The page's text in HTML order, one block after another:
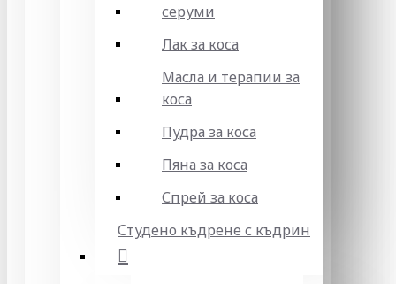
серуми
Лак за коса
Масла и терапии за
коса
Пудра за коса
Пяна за коса
Спрей за коса
Студено къдрене с къдрин